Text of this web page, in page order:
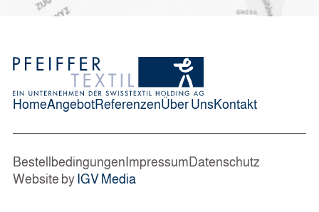
HomeAngebotReferenzenÜber Uns Kontakt
Bestellbedingungen Impressum Datenschutz
Website by IGV Media